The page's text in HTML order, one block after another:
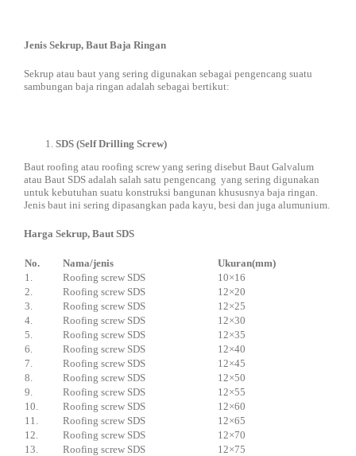
Jenis Sekrup, Baut Baja Ringan
Sekrup atau baut yang sering digunakan sebagai pengencang suatu
sambungan baja ringan adalah sebagai bertikut:
SDS (Self Drilling Screw)
Baut roofing atau roofing screw yang sering disebut Baut Galvalum
atau Baut SDS adalah salah satu pengencang yang sering digunakan
untuk kebutuhan suatu konstruksi bangunan khususnya baja ringan.
Jenis baut ini sering dipasangkan pada kayu, besi dan juga alumunium.
Harga Sekrup, Baut SDS
No. Nama/jenis
Ukuran(mm)
1.
Roofing screw SDS
10×16
2.
Roofing screw SDS
12×20
3.
Roofing screw SDS
12×25
4.
Roofing screw SDS
12×30
5.
Roofing screw SDS
12×35
6.
Roofing screw SDS
12×40
7.
Roofing screw SDS
12×45
8.
Roofing screw SDS
12×50
9.
Roofing screw SDS
12×55
10.
Roofing screw SDS
12×60
11.
Roofing screw SDS
12×65
12.
Roofing screw SDS
12×70
13.
Roofing screw SDS
12×75